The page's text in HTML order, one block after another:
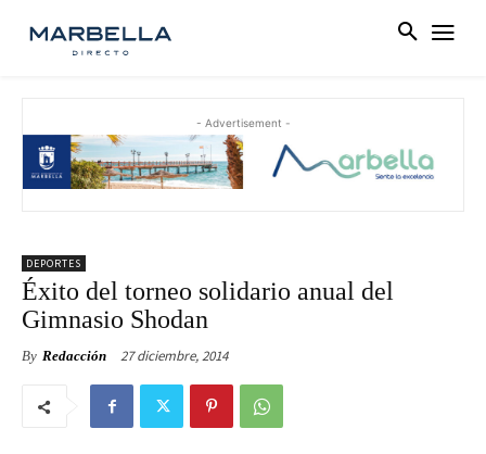
- Advertisement -
DEPORTES
Éxito del torneo solidario anual del
Gimnasio Shodan
By Redacción 27 diciembre, 2014